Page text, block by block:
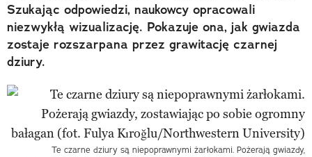
Szukając odpowiedzi, naukowcy opracowali
niezwykłą wizualizację. Pokazuje ona, jak gwiazda
zostaje rozszarpana przez grawitację czarnej
dziury.
Te czarne dziury są niepoprawnymi żarłokami. Pożerają gwiazdy,